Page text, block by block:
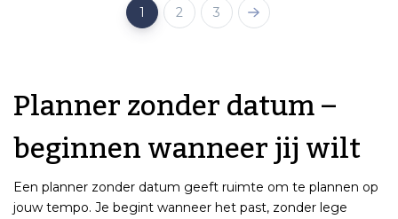
1 2 3
Planner zonder datum –
beginnen wanneer jij wilt
Een planner zonder datum geeft ruimte om te plannen op
jouw tempo. Je begint wanneer het past, zonder lege